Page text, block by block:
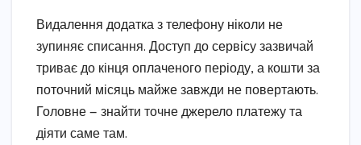
Видалення додатка з телефону ніколи не
зупиняє списання. Доступ до сервісу зазвичай
триває до кінця оплаченого періоду, а кошти за
поточний місяць майже завжди не повертають.
Головне — знайти точне джерело платежу та
діяти саме там.